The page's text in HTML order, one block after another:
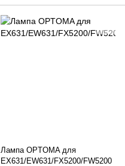
Лампа OPTOMA для
EX631/EW631/FX5200/FW5200